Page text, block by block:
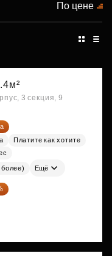
По цене
3 секция, 9
Платите как хотите
Ещё